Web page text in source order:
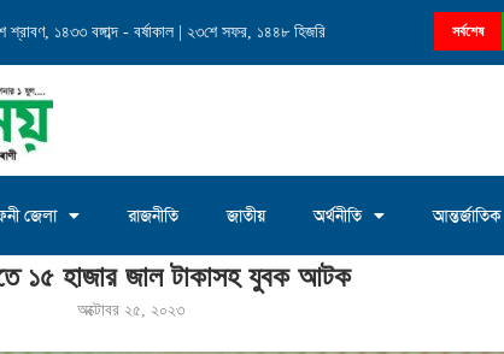
১৪৩৩ বঙ্গাব্দ - বর্ষাকাল | ২৩শে সফর, ১৪৪৮ হিজরি সর্বশেষ
জগন্নাথদিঘী ইউনিয়নে চেয়ারম্যান পদে আলোচনায় মোঃ সাখাওয়াত...
জেলা রাজনীতি জাতীয় অর্থনীতি আন্তর্জাতিক
১৫ হাজার জাল টাকাসহ যুবক আটক
অক্টোবর ২৫, ২০২৩